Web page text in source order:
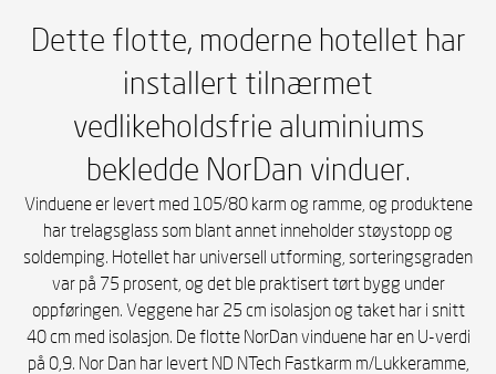
Dette flotte, moderne hotellet har
installert tilnærmet
vedlikeholdsfrie aluminiums
bekledde NorDan vinduer.
Vinduene er levert med 105/80 karm og ramme, og produktene
har trelagsglass som blant annet inneholder støystopp og
soldemping. Hotellet har universell utforming, sorteringsgraden
var på 75 prosent, og det ble praktisert tørt bygg under
oppføringen. Veggene har 25 cm isolasjon og taket har i snitt
40 cm med isolasjon. De flotte NorDan vinduene har en U-verdi
på 0,9. Nor Dan har levert ND NTech Fastkarm m/Lukkeramme,